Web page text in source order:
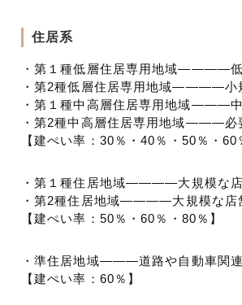
住居系
・第１種低層住居専用地域――――低
・第2種低層住居専用地域――――小
・第１種中高層住居専用地域―――
・第2種中高層住居専用地域―――必
【建ぺい率：30％・40％・50％・60
・第１種住居地域――――大規模な店
・第2種住居地域――――大規模な店
【建ぺい率：50％・60％・80％】
・準住居地域―――道路や自動車関
【建ぺい率：60％】